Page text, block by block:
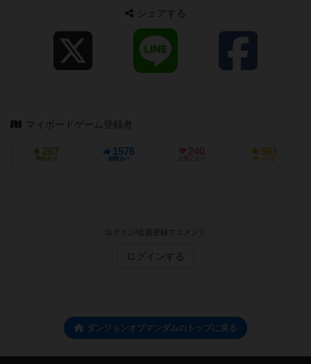
シェアする
マイボードゲーム登録者
267
興味あり
1576
経験あり
240
お気に入り
961
持ってる
ログイン/会員登録でコメント
ログインする
ダンジョンオブマンダムのトップに戻る